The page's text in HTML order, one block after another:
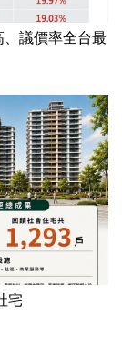
議價率全台最
宅